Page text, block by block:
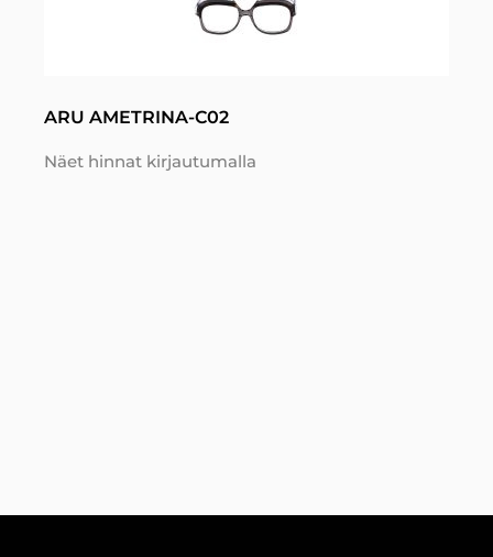
ARU AMETRINA-C02
Näet hinnat kirjautumalla